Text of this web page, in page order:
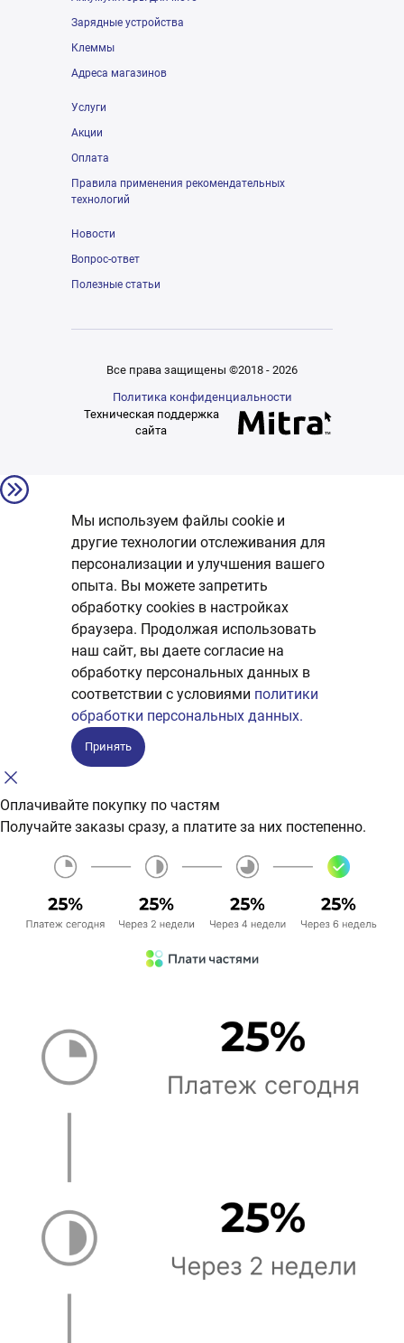
Зарядные устройства
Клеммы
Адреса магазинов
Услуги
Акции
Оплата
Правила применения рекомендательных
технологий
Новости
Вопрос-ответ
Полезные статьи
Все права защищены ©2018 - 2026
Политика конфиденциальности
Техническая поддержка
сайта
Мы используем файлы cookie и
другие технологии отслеживания для
персонализации и улучшения вашего
опыта. Вы можете запретить
обработку сookies в настройках
браузера. Продолжая использовать
наш сайт, вы даете согласие на
обработку персональных данных в
соответствии с условиями политики
обработки персональных данных.
Принять
Оплачивайте покупку по частям
Получайте заказы сразу, а платите за них постепенно.